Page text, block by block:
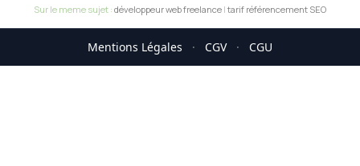
Sur le meme sujet : développeur web freelance | tarif référencement SEO
Mentions Légales · CGV · CGU